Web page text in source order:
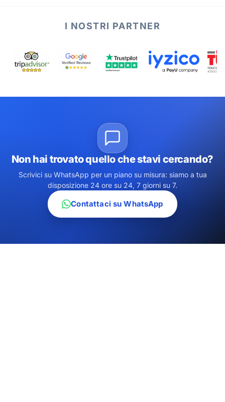
I NOSTRI PARTNER
Non hai trovato quello che stavi cercando?
Scrivici su WhatsApp per un piano su misura: siamo a tua
disposizione 24 ore su 24, 7 giorni su 7.
Contattaci su WhatsApp